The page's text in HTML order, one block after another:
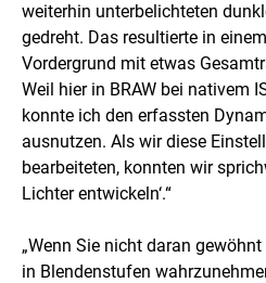
weiterhin unterbelichteten
gedreht. Das resultierte in einem
Vordergrund mit etwas
Weil hier in BRAW bei nativem
konnte ich den erfassten
ausnutzen. Als wir diese
bearbeiteten, konnten wir
Lichter entwickeln‘.“
„Wenn Sie nicht daran
in Blendenstufen